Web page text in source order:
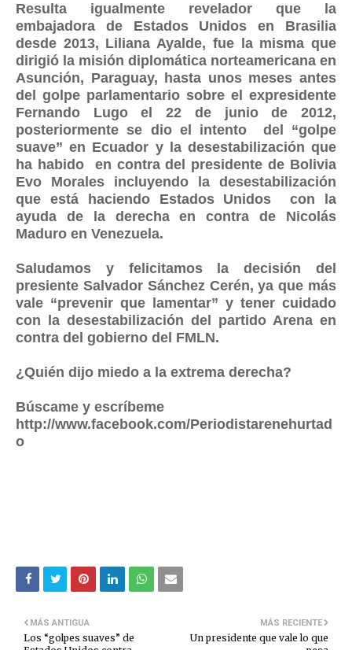
Resulta igualmente revelador que la
embajadora de Estados Unidos en Brasilia
desde 2013, Liliana Ayalde, fue la misma que
dirigió la misión diplomática norteamericana en
Asunción, Paraguay, hasta unos meses antes
del golpe parlamentario sobre el expresidente
Fernando Lugo el 22 de junio de 2012,
posteriormente se dio el intento del “golpe
suave” en Ecuador y la desestabilización que
ha habido en contra del presidente de Bolivia
Evo Morales incluyendo la desestabilización
que está haciendo Estados Unidos con la
ayuda de la derecha en contra de Nicolás
Maduro en Venezuela.
Saludamos y felicitamos la decisión del
presiente Salvador Sánchez Cerén, ya que más
vale “prevenir que lamentar” y tener cuidado
con la desestabilización del partido Arena en
contra del gobierno del FMLN.
¿Quién dijo miedo a la extrema derecha?
Búscame y escríbeme
http://www.facebook.com/Periodistarenehurtad
o
MÁS RECIENTE
Un presidente que vale lo que
MÁS ANTIGUA
Los “golpes suaves” de